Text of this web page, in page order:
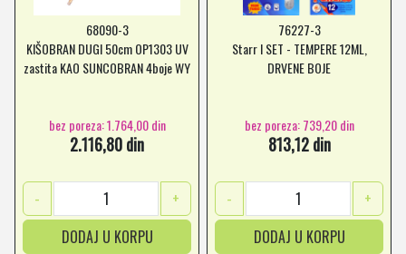
68090-3
KIŠOBRAN DUGI 50cm OP1303 UV
zastita KAO SUNCOBRAN 4boje WY
bez poreza: 1.764,00 din
2.116,80 din
-
+
DODAJ U KORPU
76227-3
Starr I SET - TEMPERE 12ML,
DRVENE BOJE
bez poreza: 739,20 din
813,12 din
-
+
DODAJ U KORPU